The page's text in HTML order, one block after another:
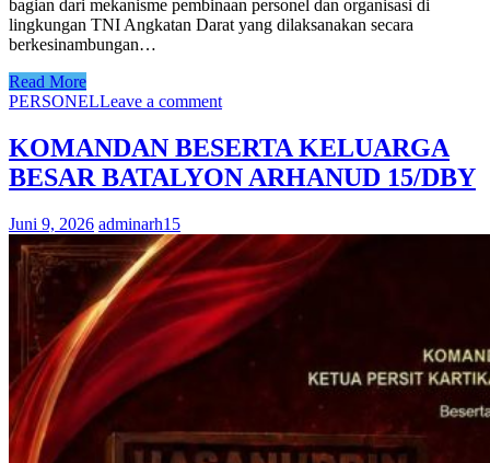
bagian dari mekanisme pembinaan personel dan organisasi di
lingkungan TNI Angkatan Darat yang dilaksanakan secara
berkesinambungan…
Read More
PERSONELLeave a comment
KOMANDAN BESERTA KELUARGA
BESAR BATALYON ARHANUD 15/DBY
Juni 9, 2026 adminarh15